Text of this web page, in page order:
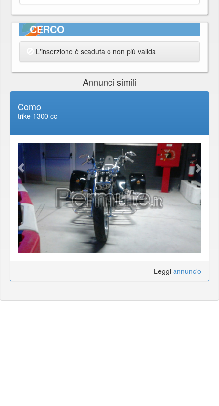
CERCO
L'inserzione è scaduta o non più valida
Annunci simili
Como
trike 1300 cc
Leggi annuncio